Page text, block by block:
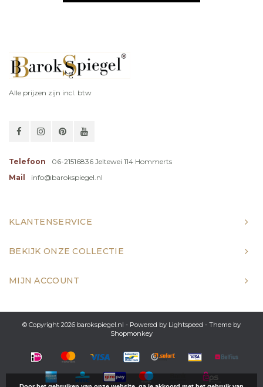
Alle prijzen zijn incl. btw
Telefoon
06-21516836 Jeltewei 114 Hommerts
Mail
info@barokspiegel.nl
KLANTENSERVICE
BEKIJK ONZE COLLECTIE
MIJN ACCOUNT
© Copyright 2026 barokspiegel.nl - Powered by Lightspeed - Theme by
Shopmonkey